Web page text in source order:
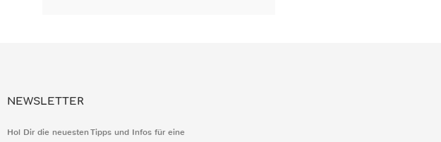
NEWSLETTER
Hol Dir die neuesten Tipps und Infos für eine